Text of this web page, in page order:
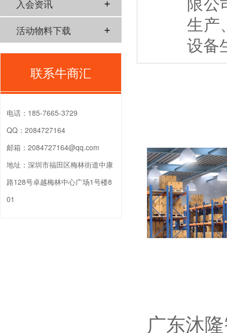
生产
设备
广东沐
入会资讯
活动物料下载
联系牛商汇
电话： 185-7665-3729
QQ： 2084727164
邮箱： 2084727164@qq.com
地址： 深圳市福田区梅林街道中康
路128号卓越梅林中心广场1号楼8
01